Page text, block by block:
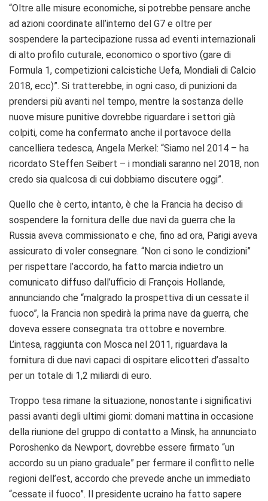
“Oltre alle misure economiche, si potrebbe pensare anche
ad azioni coordinate all’interno del G7 e oltre per
sospendere la partecipazione russa ad eventi internazionali
di alto profilo cuturale, economico o sportivo (gare di
Formula 1, competizioni calcistiche Uefa, Mondiali di Calcio
2018, ecc)”. Si tratterebbe, in ogni caso, di punizioni da
prendersi più avanti nel tempo, mentre la sostanza delle
nuove misure punitive dovrebbe riguardare i settori già
colpiti, come ha confermato anche il portavoce della
cancelliera tedesca, Angela Merkel: “Siamo nel 2014 – ha
ricordato Steffen Seibert – i mondiali saranno nel 2018, non
credo sia qualcosa di cui dobbiamo discutere oggi”.
Quello che è certo, intanto, è che la Francia ha deciso di
sospendere la fornitura delle due navi da guerra che la
Russia aveva commissionato e che, fino ad ora, Parigi aveva
assicurato di voler consegnare. “Non ci sono le condizioni”
per rispettare l’accordo, ha fatto marcia indietro un
comunicato diffuso dall’ufficio di François Hollande,
annunciando che “malgrado la prospettiva di un cessate il
fuoco”, la Francia non spedirà la prima nave da guerra, che
doveva essere consegnata tra ottobre e novembre.
L’intesa, raggiunta con Mosca nel 2011, riguardava la
fornitura di due navi capaci di ospitare elicotteri d’assalto
per un totale di 1,2 miliardi di euro.
Troppo tesa rimane la situazione, nonostante i significativi
passi avanti degli ultimi giorni: domani mattina in occasione
della riunione del gruppo di contatto a Minsk, ha annunciato
Poroshenko da Newport, dovrebbe essere firmato “un
accordo su un piano graduale” per fermare il conflitto nelle
regioni dell’est, accordo che prevede anche un immediato
“cessate il fuoco”. Il presidente ucraino ha fatto sapere